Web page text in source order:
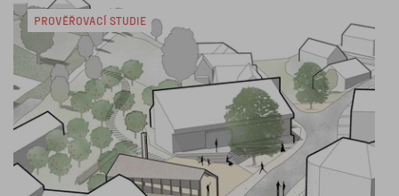
PROVĚŘOVACÍ STUDIE